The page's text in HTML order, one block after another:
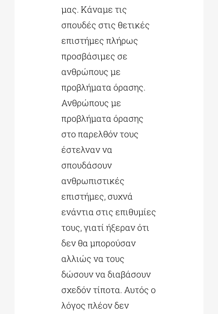
μας. Κάναμε τις
σπουδές στις θετικές
επιστήμες πλήρως
προσβάσιμες σε
ανθρώπους με
προβλήματα όρασης.
Ανθρώπους με
προβλήματα όρασης
στο παρελθόν τους
έστελναν να
σπουδάσουν
ανθρωπιστικές
επιστήμες, συχνά
ενάντια στις επιθυμίες
τους, γιατί ήξεραν ότι
δεν θα μπορούσαν
αλλιώς να τους
δώσουν να διαβάσουν
σχεδόν τίποτα. Αυτός ο
λόγος πλέον δεν